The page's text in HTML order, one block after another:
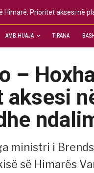
Himarë: Prioritet aksesi në
AMB.HUAJA TIRANA
–
ministri i
së Himarës